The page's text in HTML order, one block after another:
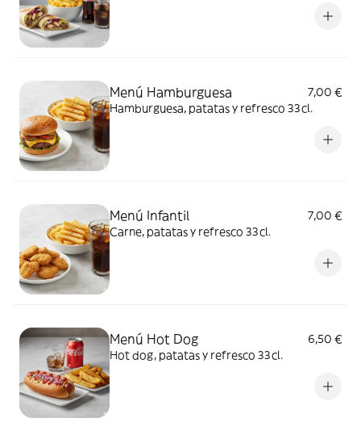
Menú Hamburguesa
7,00 €
Hamburguesa, patatas y refresco 33cl.
Menú Infantil
7,00 €
Carne, patatas y refresco 33cl.
Menú Hot Dog
6,50 €
Hot dog, patatas y refresco 33cl.